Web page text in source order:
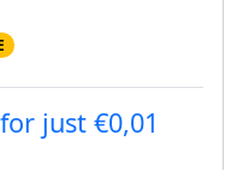
just €0,01